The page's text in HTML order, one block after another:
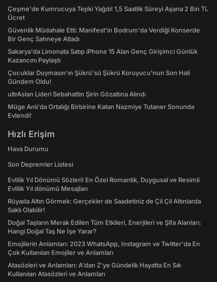
Çeşme'de Kumrucuya Tepki Yağdı! 1,5 Saatlik Süreyi Aşana 2 Bin TL
Ücret
Güvenlik Müdahale Etti: Manifest'in Bodrum'da Verdiği Konserde
Bir Genç Sahneye Atladı
Sakarya'da Limonata Satıp iPhone 15 Alan Genç Girişimci Günlük
Kazancını Paylaştı
Çocuklar Duymasın'ın Şükrü'sü Şükrü Koruyucu'nun Son Hali
Gündem Oldu!
ultrAslan Lideri Sebahattin Şirin Gözaltına Alındı
Müge Anlı'da Ortalığı Birbirine Katan Nazmiye Tutaner Sonunda
Evlendi!
Hızlı Erişim
Hava Durumu
Son Depremler Listesi
Evlilik Yıl Dönümü Sözleri! En Özel Romantik, Duygusal ve Resimli
Evlilik Yıl dönümü Mesajları
Rüyada Altın Görmek: Gerçekler de Saadetiniz de Çil Çil Altınlarda
Saklı Olabilir!
Doğal Taşların Merak Edilen Tüm Etkileri, Enerjileri ve Şifa Alanları:
Hangi Doğal Taş Ne İşe Yarar?
Emojilerin Anlamları: 2023 WhatsApp, Instagram ve Twitter'da En
Çok Kullanılan Emojiler ve Anlamları
Atasözleri ve Anlamları: A'dan Z'ye Gündelik Hayatta En Sık
Kullanılan Atasözleri ve Anlamları